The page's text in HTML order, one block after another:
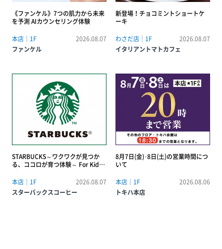
《ファンケル》7つの肌力から未来
を予測 AIカウンセリング体験
本店｜1F
2026.08.07
ファンケル
新登場！チョコミントショートケ
ーキ
わさだ店｜1F
2026.08.07
イタリアントマトカフェ
STARBUCKS～ワクワクが見つか
る、ココロが育つ体験～ For Kids
究〜コーヒーの未来、環境勉強会
~】
本店｜1F
2026.08.07
スターバックスコーヒー
8月7日(金)･8日(土)の営業時間につ
いて
本店｜1F
2026.08.06
トキハ本店